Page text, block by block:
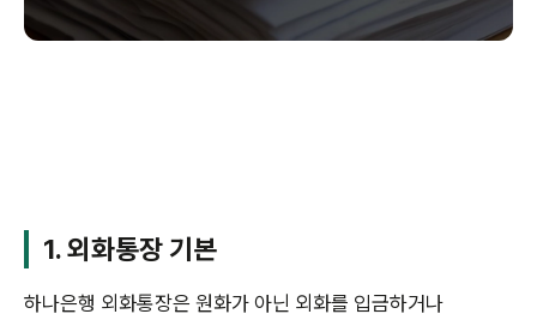
1. 외화통장 기본
하나은행 외화통장은 원화가 아닌 외화를 입금하거나